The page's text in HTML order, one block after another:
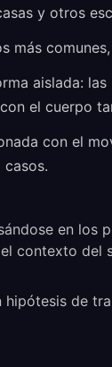
y otros
más
aislada:
el cuerpo
con el
en los
contexto
hipótesis de